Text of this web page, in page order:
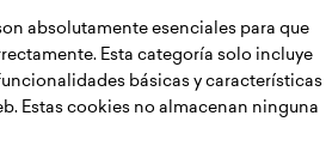
absolutamente esenciales para que
Esta categoría solo incluye
básicas y características
Estas cookies no almacenan ninguna